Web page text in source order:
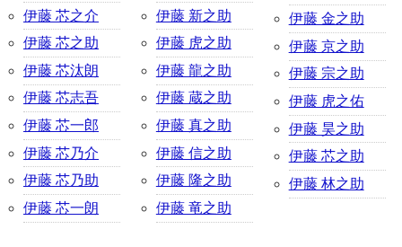
伊藤 芯之介
伊藤 芯之助
伊藤 芯汰朗
伊藤 芯志吾
伊藤 芯一郎
伊藤 芯乃介
伊藤 芯乃助
伊藤 芯一朗
伊藤 新之助
伊藤 虎之助
伊藤 龍之助
伊藤 蔵之助
伊藤 真之助
伊藤 信之助
伊藤 隆之助
伊藤 竜之助
伊藤 金之助
伊藤 京之助
伊藤 宗之助
伊藤 虎之佑
伊藤 昊之助
伊藤 芯之助
伊藤 林之助